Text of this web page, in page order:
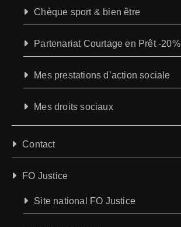
Chèque sport & bien être
Partenariat Courtage en Prêt -20%
Mes prestations d’action sociale
Mes droits sociaux
Contact
FO Justice
Site national FO Justice